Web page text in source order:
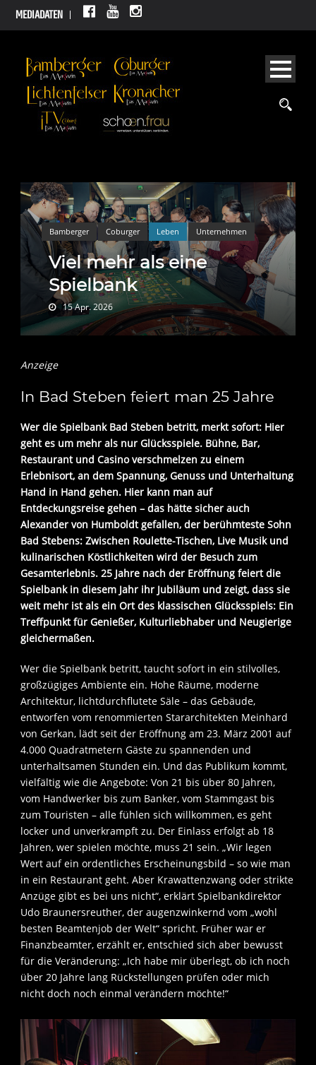
MEDIADATEN
Bamberger Coburger Leben Unternehmen
Viel mehr als eine
Spielbank
15 Apr. 2026
Anzeige
In Bad Steben feiert man 25 Jahre
Wer die Spielbank Bad Steben betritt, merkt sofort: Hier
geht es um mehr als nur Glücksspiele. Bühne, Bar,
Restaurant und Casino verschmelzen zu einem
Erlebnisort, an dem Spannung, Genuss und Unterhaltung
Hand in Hand gehen. Hier kann man auf
Entdeckungsreise gehen – das hätte sicher auch
Alexander von Humboldt gefallen, der berühmteste Sohn
Bad Stebens: Zwischen Roulette-Tischen, Live Musik und
kulinarischen Köstlichkeiten wird der Besuch zum
Gesamterlebnis. 25 Jahre nach der Eröffnung feiert die
Spielbank in diesem Jahr ihr Jubiläum und zeigt, dass sie
weit mehr ist als ein Ort des klassischen Glücksspiels: Ein
Treffpunkt für Genießer, Kulturliebhaber und Neugierige
gleichermaßen.
Wer die Spielbank betritt, taucht sofort in ein stilvolles,
großzügiges Ambiente ein. Hohe Räume, moderne
Architektur, lichtdurchflutete Säle – das Gebäude,
entworfen vom renommierten Stararchitekten Meinhard
von Gerkan, lädt seit der Eröffnung am 23. März 2001 auf
4.000 Quadratmetern Gäste zu spannenden und
unterhaltsamen Stunden ein. Und das Publikum kommt,
vielfältig wie die Angebote: Von 21 bis über 80 Jahren,
vom Handwerker bis zum Banker, vom Stammgast bis
zum Touristen – alle fühlen sich willkommen, es geht
locker und unverkrampft zu. Der Einlass erfolgt ab 18
Jahren, wer spielen möchte, muss 21 sein. „Wir legen
Wert auf ein ordentliches Erscheinungsbild – so wie man
in ein Restaurant geht. Aber Krawattenzwang oder strikte
Anzüge gibt es bei uns nicht“, erklärt Spielbankdirektor
Udo Braunersreuther, der augenzwinkernd vom „wohl
besten Beamtenjob der Welt“ spricht. Früher war er
Finanzbeamter, erzählt er, entschied sich aber bewusst
für die Veränderung: „Ich habe mir überlegt, ob ich noch
über 20 Jahre lang Rückstellungen prüfen oder mich
nicht doch noch einmal verändern möchte!“